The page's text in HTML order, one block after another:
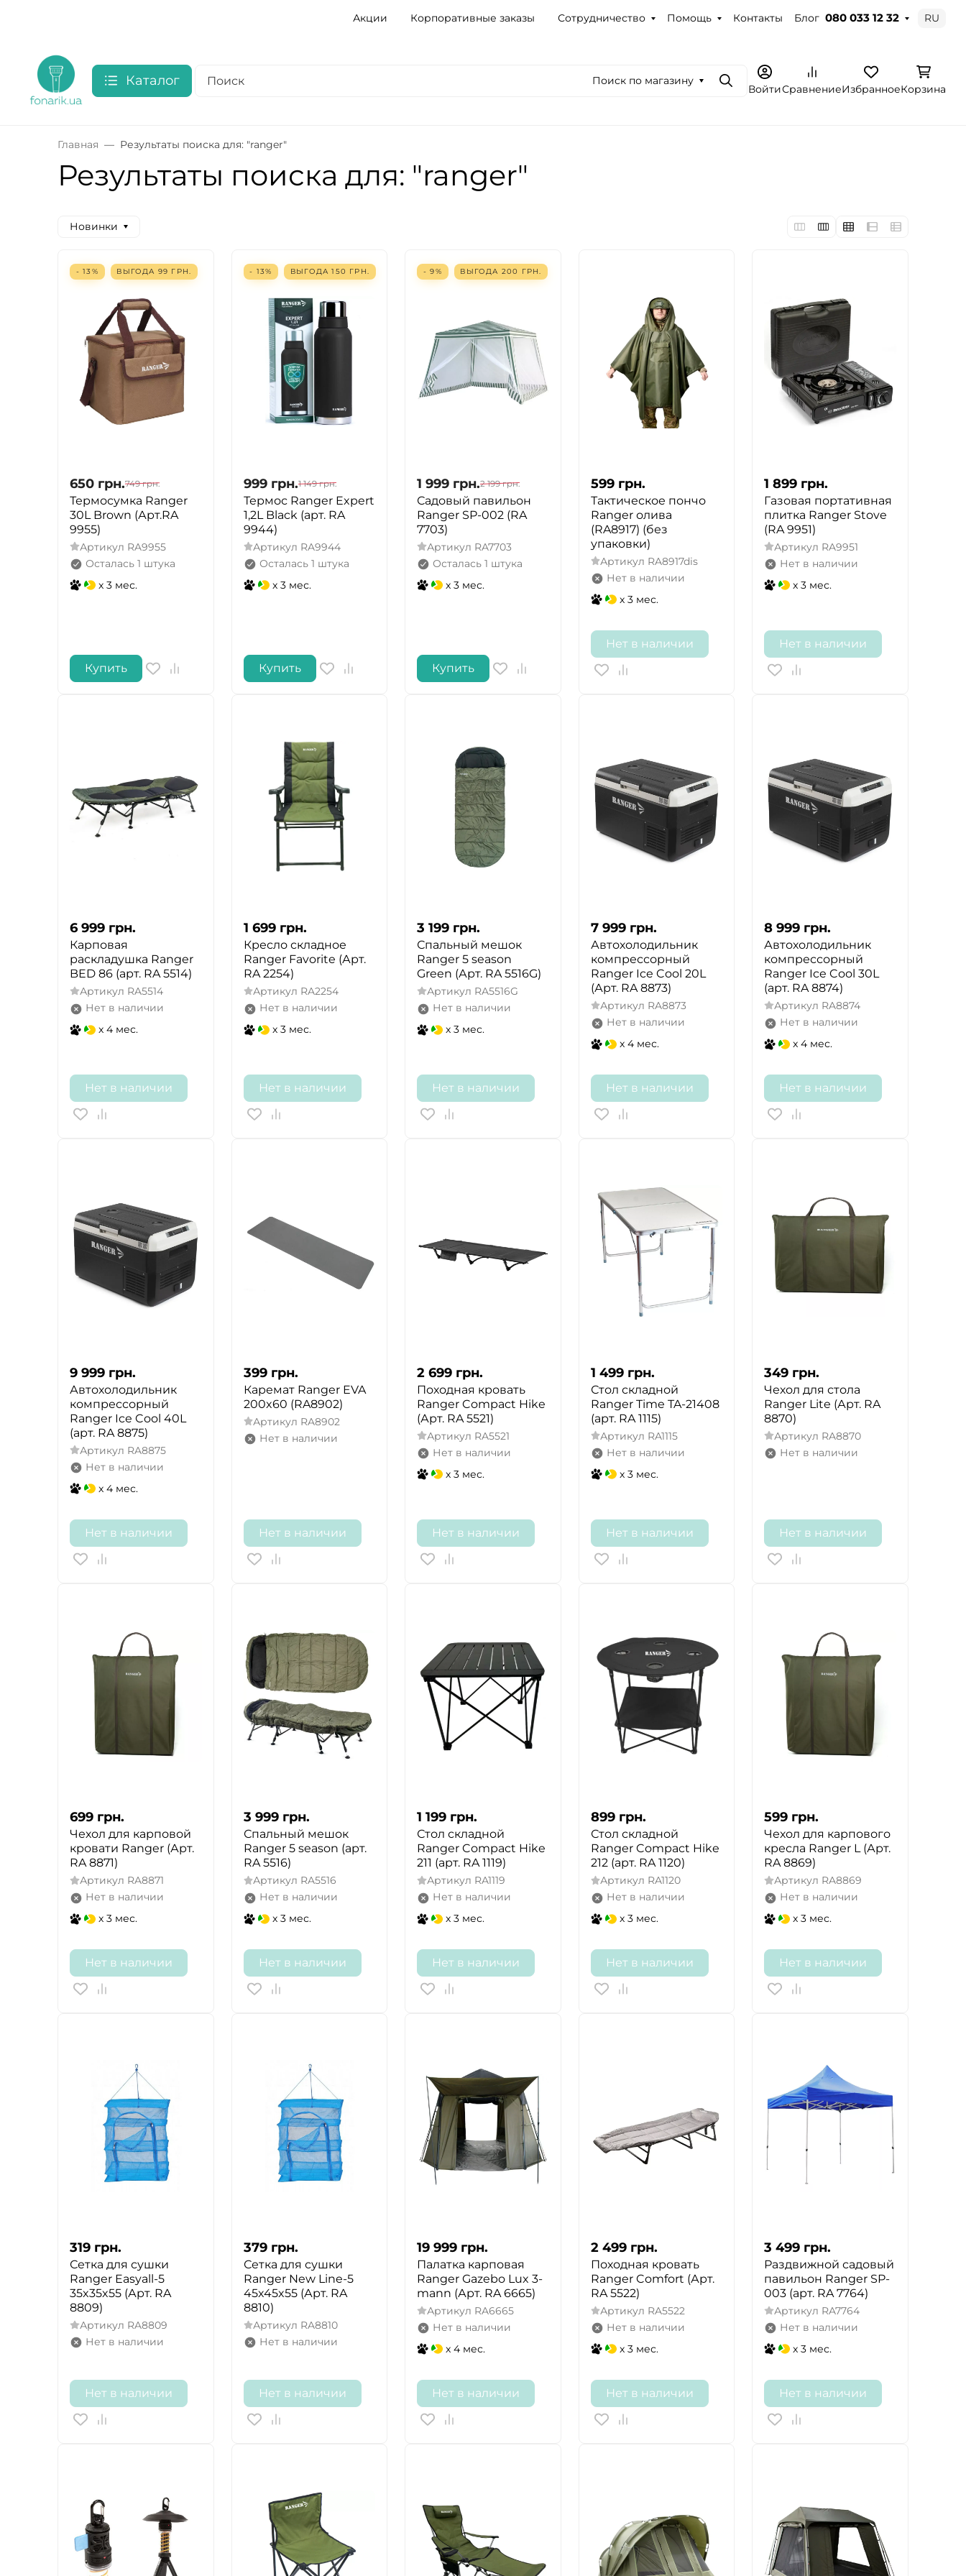
Акции Корпоративные заказы Сотрудничество Помощь Контакты Блог 080 033 12 32 RU
Каталог Поиск по магазину
ПоискВойтиСравнениеИзбранноеКорзина
Главная Результаты поиска для: "ranger"
Результаты поиска для: "ranger"
Новинки
- 13% ВЫГОДА 99 ГРН.
650 грн.749 грн.
Термосумка Ranger
30L Brown (Арт.RA
9955)
Артикул RA9955
Осталась 1 штука
x 3 мес.
Купить
- 13% ВЫГОДА150 ГРН.
999 грн.1 149 грн.
Термос Ranger Expert
1,2L Black (арт. RA
9944)
Артикул RA9944
Осталась 1 штука
x 3 мес.
Купить
- 9% ВЫГОДА 200 ГРН.
1 999 грн.2 199 грн.
Садовый павильон
Ranger SP-002 (RA
7703)
Артикул RA7703
Осталась 1 штука
x 3 мес.
Купить
599 грн.
Тактическое пончо
Ranger олива
(RA8917) (без
упаковки)
Артикул RA8917dis
Нет в наличии
x 3 мес.
Нет в наличии
1 899 грн.
Газовая портативная
плитка Ranger Stove
(RA 9951)
Артикул RA9951
Нет в наличии
x 3 мес.
Нет в наличии
6 999 грн.
Карповая
раскладушка Ranger
BED 86 (арт. RA 5514)
Артикул RA5514
Нет в наличии
x 4 мес.
Нет в наличии
1 699 грн.
Кресло складное
Ranger Favorite (Арт.
RA 2254)
Артикул RA2254
Нет в наличии
x 3 мес.
Нет в наличии
3 199 грн.
Спальный мешок
Ranger 5 season
Green (Арт. RA 5516G)
Артикул RA5516G
Нет в наличии
x 3 мес.
Нет в наличии
7 999 грн.
Автохолодильник
компрессорный
Ranger Ice Cool 20L
(Арт. RA 8873)
Артикул RA8873
Нет в наличии
x 4 мес.
Нет в наличии
8 999 грн.
Автохолодильник
компрессорный
Ranger Ice Cool 30L
(арт. RA 8874)
Артикул RA8874
Нет в наличии
x 4 мес.
Нет в наличии
9 999 грн.
Автохолодильник
компрессорный
Ranger Ice Cool 40L
(арт. RA 8875)
Артикул RA8875
Нет в наличии
x 4 мес.
Нет в наличии
399 грн.
Каремат Ranger EVA
200x60 (RA8902)
Артикул RA8902
Нет в наличии
Нет в наличии
2 699 грн.
Походная кровать
Ranger Compact Hike
(Арт. RA 5521)
Артикул RA5521
Нет в наличии
x 3 мес.
Нет в наличии
1 499 грн.
Стол складной
Ranger Time TA-21408
(арт. RA 1115)
Артикул RA1115
Нет в наличии
x 3 мес.
Нет в наличии
349 грн.
Чехол для стола
Ranger Lite (Арт. RA
8870)
Артикул RA8870
Нет в наличии
Нет в наличии
699 грн.
Чехол для карповой
кровати Ranger (Арт.
RA 8871)
Артикул RA8871
Нет в наличии
x 3 мес.
Нет в наличии
3 999 грн.
Спальный мешок
Ranger 5 season (арт.
RA 5516)
Артикул RA5516
Нет в наличии
x 3 мес.
Нет в наличии
1 199 грн.
Стол складной
Ranger Compact Hike
211 (арт. RA 1119)
Артикул RA1119
Нет в наличии
x 3 мес.
Нет в наличии
899 грн.
Стол складной
Ranger Compact Hike
212 (арт. RA 1120)
Артикул RA1120
Нет в наличии
x 3 мес.
Нет в наличии
599 грн.
Чехол для карпового
кресла Ranger L (Арт.
RA 8869)
Артикул RA8869
Нет в наличии
x 3 мес.
Нет в наличии
319 грн.
Сетка для сушки
Ranger Easyall-5
35x35x55 (Арт. RA
8809)
Артикул RA8809
Нет в наличии
Нет в наличии
379 грн.
Сетка для сушки
Ranger New Line-5
45x45x55 (Арт. RA
8810)
Артикул RA8810
Нет в наличии
Нет в наличии
19 999 грн.
Палатка карповая
Ranger Gazebo Lux 3-
mann (Арт. RA 6665)
Артикул RA6665
Нет в наличии
x 4 мес.
Нет в наличии
2 499 грн.
Походная кровать
Ranger Comfort (Арт.
RA 5522)
Артикул RA5522
Нет в наличии
x 3 мес.
Нет в наличии
3 499 грн.
Раздвижной садовый
павильон Ranger SP-
003 (арт. RA 7764)
Артикул RA7764
Нет в наличии
x 3 мес.
Нет в наличии
ДА НЕТ